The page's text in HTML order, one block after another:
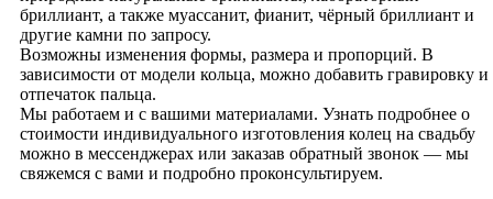
бриллиант, а также муассанит, фианит, чёрный бриллиант и
другие камни по запросу.
Возможны изменения формы, размера и пропорций. В
зависимости от модели кольца, можно добавить гравировку и
отпечаток пальца.
Мы работаем и с вашими материалами. Узнать подробнее о
стоимости индивидуального изготовления колец на свадьбу
можно в мессенджерах или заказав обратный звонок — мы
свяжемся с вами и подробно проконсультируем.